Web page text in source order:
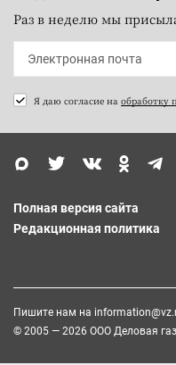
Раз в неделю мы
Я даю согласие на обработку
Полная версия сайта
Редакционная политика
Пишите нам на
© 2005 — 2026 ООО Деловая